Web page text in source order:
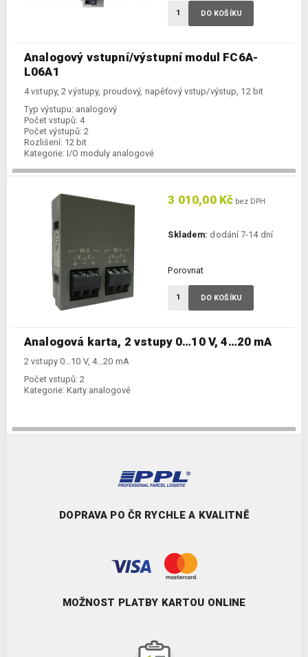
Analogový vstupní/výstupní modul FC6A-
L06A1
4 vstupy, 2 výstupy, proudový, napěťový vstup/výstup, 12 bit
Typ výstupu: analogový
Počet vstupů: 4
Počet výstupů: 2
Rozlišení: 12 bit
Kategorie: I/O moduly analogové
DO KOŠÍKU
Analogová karta, 2 vstupy 0…10 V, 4…20 mA
2 vstupy 0…10 V, 4…20 mA
Počet vstupů: 2
Kategorie: Karty analogové
3 010,00 Kč bez DPH
Skladem: dodání 7-14 dní
Porovnat
DO KOŠÍKU
DOPRAVA PO ČR RYCHLE A KVALITNĚ
MOŽNOST PLATBY KARTOU ONLINE